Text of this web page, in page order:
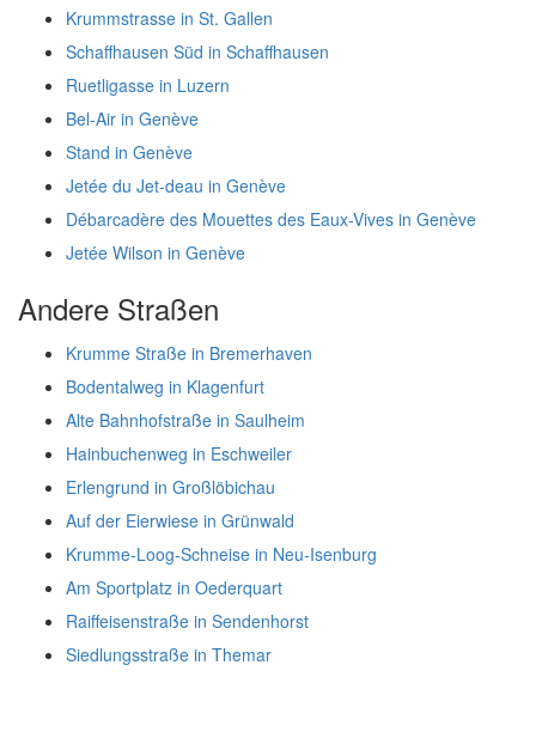
Krummstrasse in St. Gallen
Schaffhausen Süd in Schaffhausen
Ruetligasse in Luzern
Bel-Air in Genève
Stand in Genève
Jetée du Jet-deau in Genève
Débarcadère des Mouettes des Eaux-Vives in Genève
Jetée Wilson in Genève
Andere Straßen
Krumme Straße in Bremerhaven
Bodentalweg in Klagenfurt
Alte Bahnhofstraße in Saulheim
Hainbuchenweg in Eschweiler
Erlengrund in Großlöbichau
Auf der Eierwiese in Grünwald
Krumme-Loog-Schneise in Neu-Isenburg
Am Sportplatz in Oederquart
Raiffeisenstraße in Sendenhorst
Siedlungsstraße in Themar